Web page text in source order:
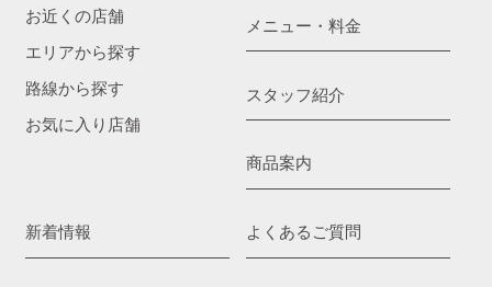
お近くの店舗
エリアから探す
路線から探す
お気に入り店舗
メニュー・料金
スタッフ紹介
商品案内
新着情報 よくあるご質問